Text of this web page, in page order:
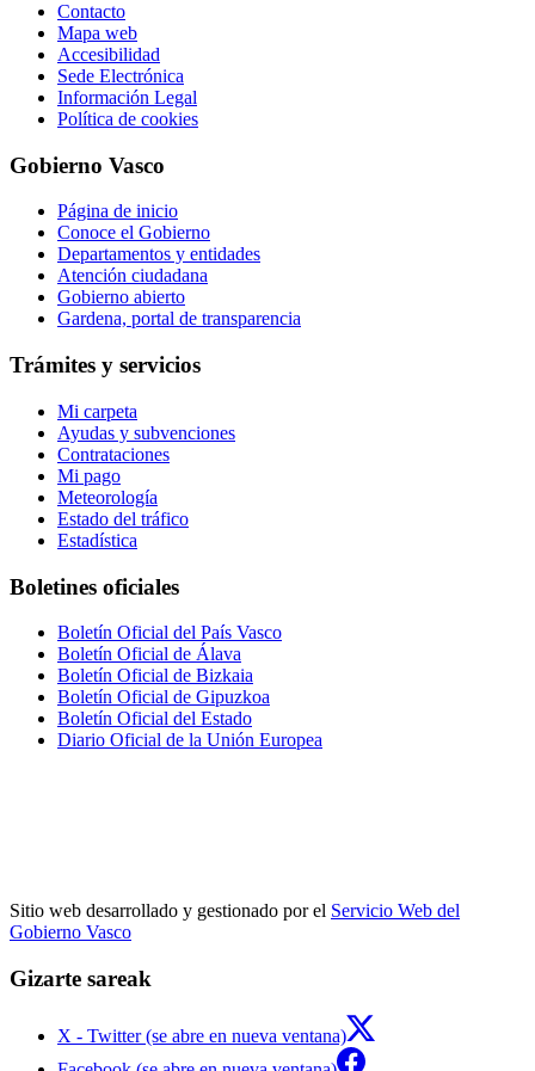
Contacto
Mapa web
Accesibilidad
Sede Electrónica
Información Legal
Política de cookies
Gobierno Vasco
Página de inicio
Conoce el Gobierno
Departamentos y entidades
Atención ciudadana
Gobierno abierto
Gardena, portal de transparencia
Trámites y servicios
Mi carpeta
Ayudas y subvenciones
Contrataciones
Mi pago
Meteorología
Estado del tráfico
Estadística
Boletines oficiales
Boletín Oficial del País Vasco
Boletín Oficial de Álava
Boletín Oficial de Bizkaia
Boletín Oficial de Gipuzkoa
Boletín Oficial del Estado
Diario Oficial de la Unión Europea
Sitio web desarrollado y gestionado por el Servicio Web del
Gobierno Vasco
Gizarte sareak
X - Twitter (se abre en nueva ventana)